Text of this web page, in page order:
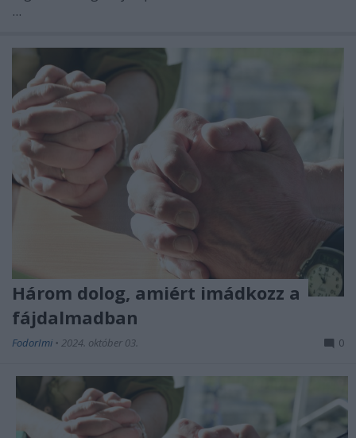
...
Három dolog, amiért imádkozz a
fájdalmadban
FodorImi • 2024. október 03. 0